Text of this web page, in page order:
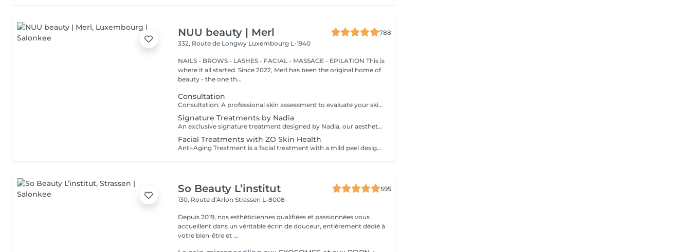
NUU beauty | Merl
788
332, Route de Longwy Luxembourg L-1940
NAILS - BROWS - LASHES - FACIAL - MASSAGE - EPILATION This is
where it all started. Since 2022, Merl has been the original home of
beauty - the one th...
Consultation
Consultation: A professional skin assessment to evaluate your skin condition, discuss your concerns, and recommend the most suitable treatments and home care routine. Consultation&First Procedure: A professional skin assessment to evaluate your skin condition, discuss your concerns, and recommend the most suitable treatments and home care routine. Followed by a customised treatment designed to address your skin's immediate needs. The price will depend on the type of procedure.
Signature Treatments by Nadia
An exclusive signature treatment designed by Nadia, our aesthetician, for the delicate eye and neck area. It delivers intensive hydration and improves skin elasticity, helping to restore firmness, smoothness, and a visibly refreshed appearance. The treatment helps reduce the appearance of fine lines, provides a gentle brightening effect around the eyes, and creates a natural lifting result for a more rested and youthful look. Another combination is eye- and neck-intensive hydration with a full facial treatment. This combination is ideal for clients seeking full-face care and an instantly refreshed, healthy look.
Facial Treatments with ZO Skin Health
Anti-Aging Treatment is a facial treatment with a mild peel designed to restore hydration, smooth dry, rough texture, soften lines and strengthen skin to prevent future aging and skin damage. Redness Treatment is a facial treatment with a mild peel designed to calm skin and minimize symptoms associated with red, sensitized skin, including rosacea. Ultra Hydration Treatment is a facial treatment with a mild peel designed to soothe skin and restore hydration in dry, dehydrated skin. Skin Brightening Treatment is a facial treatment with a mild peel designed to target mild discoloration and restore a more even skin tone. Acne + Oil Control Treatment is a facial treatment with a mild peel to decongest pores, absorb excess surface oil, target blemishes and prevent future breakouts. Enzyme Facial Treatment is a gentle, effective facial treatment with enzymatic exfoliation to revive dull skin, replenish hydration, soothe skin and restore healthy skin barrier to strengthen skin. Stimulator Peel is the perfect lunchtime peel, gentle enough for all skin types. An effective blend of AHAs provide immediately healthier, glowing skin with no downtime. Added antioxidants and anti-irritants neutralize free radicals and calm the skin.
So Beauty L’institut
595
130, Route d'ArlonStrassen L-8008
Depuis 2019, nos esthéticiennes qualifiées et passionnées vous
accueillent dans un véritable écrin de douceur, entièrement dédié à
votre bien-être et ...